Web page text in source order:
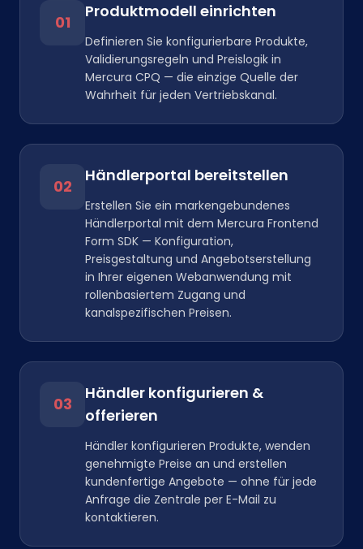
01
Produktmodell einrichten
Definieren Sie konfigurierbare Produkte,
Validierungsregeln und Preislogik in
Mercura CPQ — die einzige Quelle der
Wahrheit für jeden Vertriebskanal.
02
Händlerportal bereitstellen
Erstellen Sie ein markengebundenes
Händlerportal mit dem Mercura Frontend
Form SDK — Konfiguration,
Preisgestaltung und Angebotserstellung
in Ihrer eigenen Webanwendung mit
rollenbasiertem Zugang und
kanalspezifischen Preisen.
03
Händler konfigurieren &
offerieren
Händler konfigurieren Produkte, wenden
genehmigte Preise an und erstellen
kundenfertige Angebote — ohne für jede
Anfrage die Zentrale per E-Mail zu
kontaktieren.